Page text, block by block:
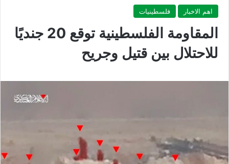
اهم الاخبار فلسطينيات
المقاومة الفلسطينية توقع 20 جنديًا
للاحتلال بين قتيل وجريح